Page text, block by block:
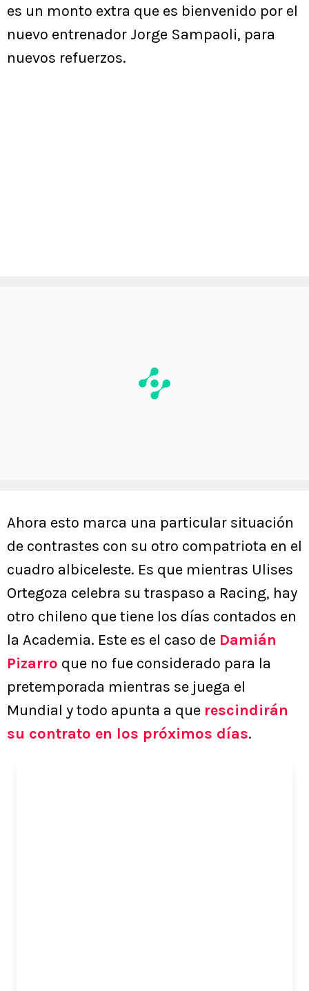
es un monto extra que es bienvenido por el
nuevo entrenador Jorge Sampaoli, para
nuevos refuerzos.
Ahora esto marca una particular situación
de contrastes con su otro compatriota en el
cuadro albiceleste. Es que mientras Ulises
Ortegoza celebra su traspaso a Racing, hay
otro chileno que tiene los días contados en
la Academia. Este es el caso de Damián
Pizarro que no fue considerado para la
pretemporada mientras se juega el
Mundial y todo apunta a que rescindirán
su contrato en los próximos días.